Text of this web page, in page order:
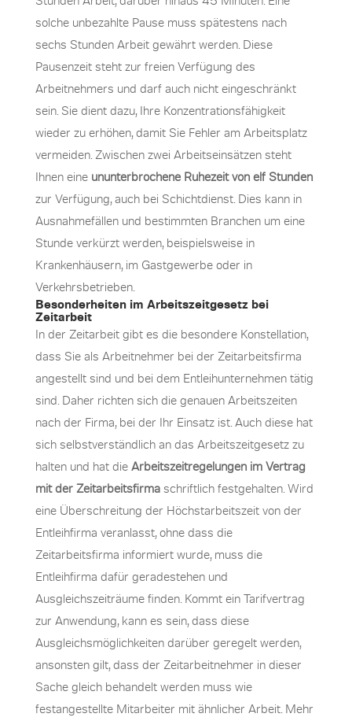
solche unbezahlte Pause muss spätestens nach
sechs Stunden Arbeit gewährt werden. Diese
Pausenzeit steht zur freien Verfügung des
Arbeitnehmers und darf auch nicht eingeschränkt
sein. Sie dient dazu, Ihre Konzentrationsfähigkeit
wieder zu erhöhen, damit Sie Fehler am Arbeitsplatz
vermeiden. Zwischen zwei Arbeitseinsätzen steht
Ihnen eine ununterbrochene Ruhezeit von elf Stunden
zur Verfügung, auch bei Schichtdienst. Dies kann in
Ausnahmefällen und bestimmten Branchen um eine
Stunde verkürzt werden, beispielsweise in
Krankenhäusern, im Gastgewerbe oder in
Verkehrsbetrieben.
Besonderheiten im Arbeitszeitgesetz bei
Zeitarbeit
In der Zeitarbeit gibt es die besondere Konstellation,
dass Sie als Arbeitnehmer bei der Zeitarbeitsfirma
angestellt sind und bei dem Entleihunternehmen tätig
sind. Daher richten sich die genauen Arbeitszeiten
nach der Firma, bei der Ihr Einsatz ist. Auch diese hat
sich selbstverständlich an das Arbeitszeitgesetz zu
halten und hat die Arbeitszeitregelungen im Vertrag
mit der Zeitarbeitsfirmaschriftlich festgehalten. Wird
eine Überschreitung der Höchstarbeitszeit von der
Entleihfirma veranlasst, ohne dass die
Zeitarbeitsfirma informiert wurde, muss die
Entleihfirma dafür geradestehen und
Ausgleichszeiträume finden. Kommt ein Tarifvertrag
zur Anwendung, kann es sein, dass diese
Ausgleichsmöglichkeiten darüber geregelt werden,
ansonsten gilt, dass der Zeitarbeitnehmer in dieser
Sache gleich behandelt werden muss wie
festangestellte Mitarbeiter mit ähnlicher Arbeit. Mehr